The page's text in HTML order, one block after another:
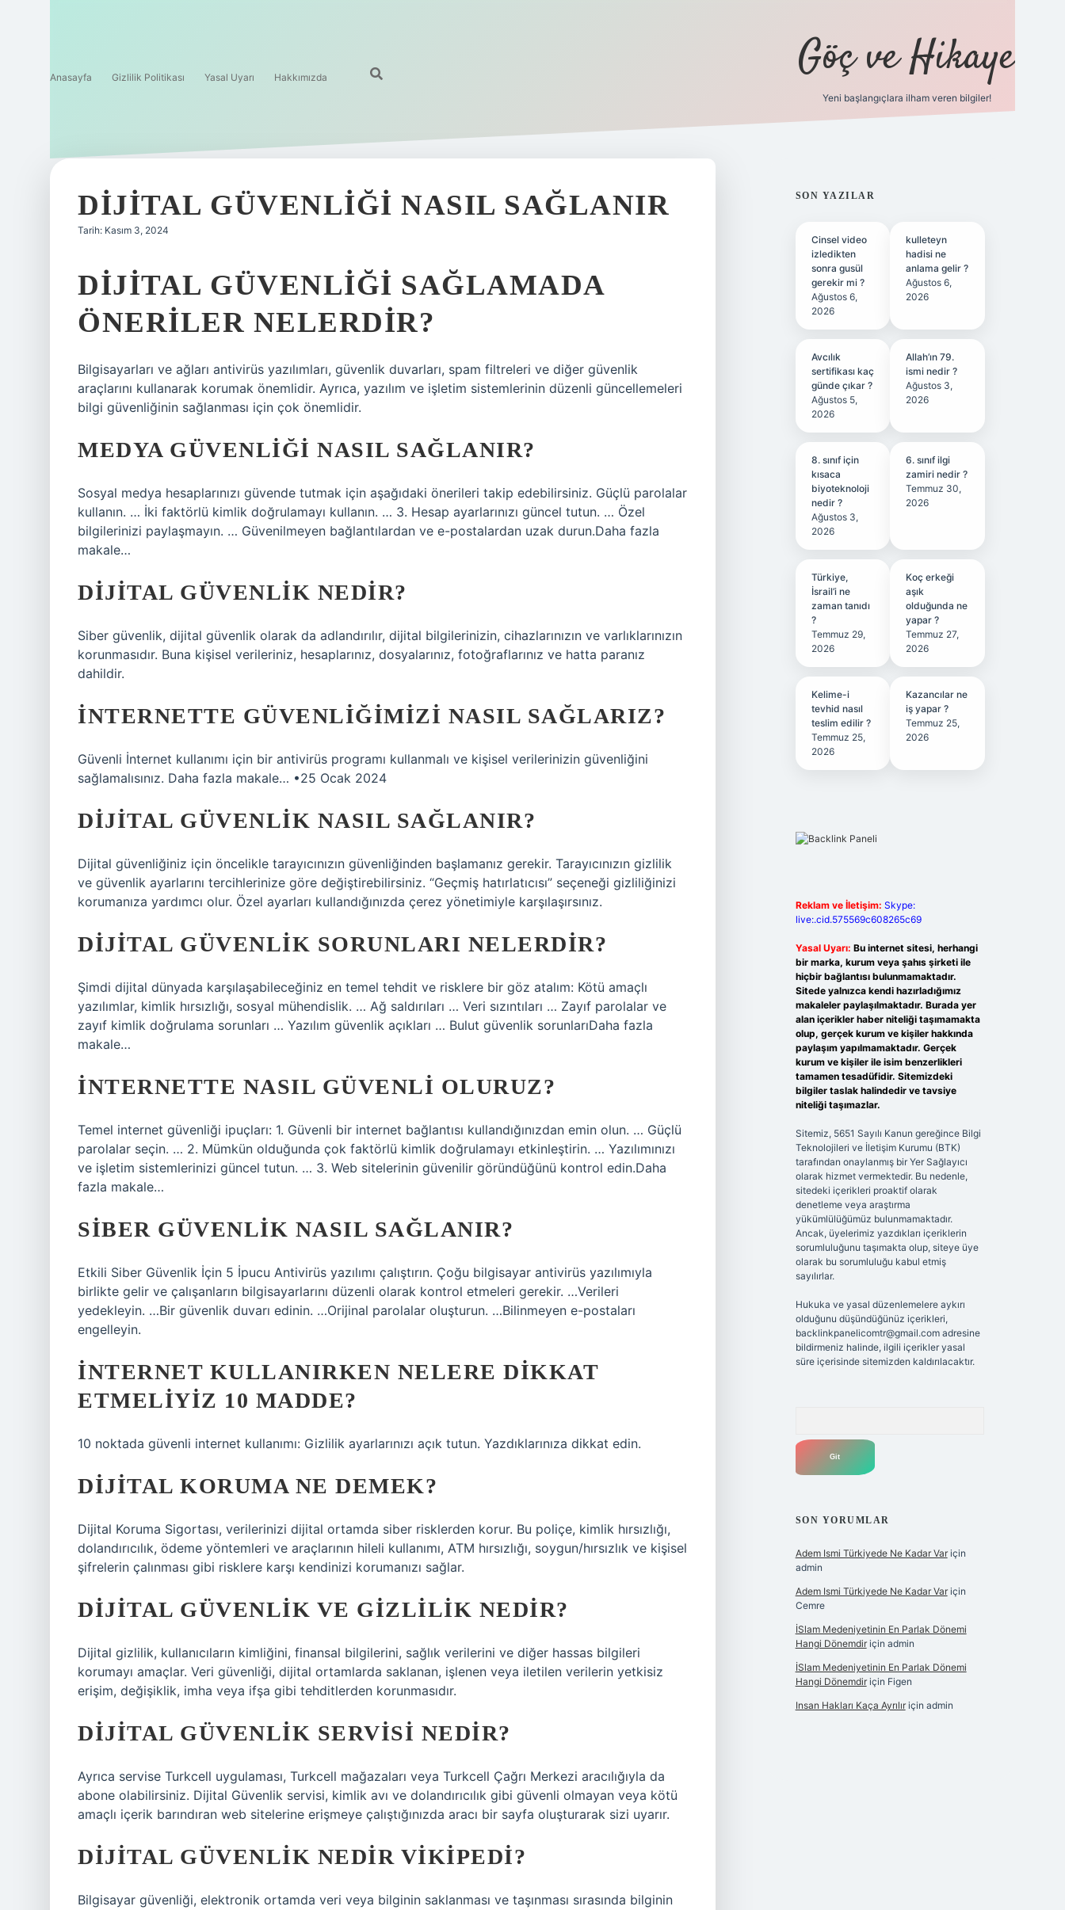
Anasayfa Gizlilik Politikası Yasal Uyarı Hakkımızda Göç ve Hikaye
Yeni başlangıçlara ilham veren bilgiler!
DIJITAL GÜVENLIĞI NASIL SAĞLANIR
Tarih: Kasım 3, 2024
DIJITAL GÜVENLIĞI SAĞLAMADA
ÖNERILER NELERDIR?
Bilgisayarları ve ağları antivirüs yazılımları, güvenlik duvarları, spam filtreleri ve diğer güvenlik
araçlarını kullanarak korumak önemlidir. Ayrıca, yazılım ve işletim sistemlerinin düzenli güncellemeleri
bilgi güvenliğinin sağlanması için çok önemlidir.
MEDYA GÜVENLIĞI NASIL SAĞLANIR?
Sosyal medya hesaplarınızı güvende tutmak için aşağıdaki önerileri takip edebilirsiniz. Güçlü parolalar
kullanın. … İki faktörlü kimlik doğrulamayı kullanın. … 3. Hesap ayarlarınızı güncel tutun. … Özel
bilgilerinizi paylaşmayın. … Güvenilmeyen bağlantılardan ve e-postalardan uzak durun.Daha fazla
makale…
DIJITAL GÜVENLIK NEDIR?
Siber güvenlik, dijital güvenlik olarak da adlandırılır, dijital bilgilerinizin, cihazlarınızın ve varlıklarınızın
korunmasıdır. Buna kişisel verileriniz, hesaplarınız, dosyalarınız, fotoğraflarınız ve hatta paranız
dahildir.
İNTERNETTE GÜVENLIĞIMIZI NASIL SAĞLARIZ?
Güvenli İnternet kullanımı için bir antivirüs programı kullanmalı ve kişisel verilerinizin güvenliğini
sağlamalısınız. Daha fazla makale… •25 Ocak 2024
DIJITAL GÜVENLIK NASIL SAĞLANIR?
Dijital güvenliğiniz için öncelikle tarayıcınızın güvenliğinden başlamanız gerekir. Tarayıcınızın gizlilik
ve güvenlik ayarlarını tercihlerinize göre değiştirebilirsiniz. “Geçmiş hatırlatıcısı” seçeneği gizliliğinizi
korumanıza yardımcı olur. Özel ayarları kullandığınızda çerez yönetimiyle karşılaşırsınız.
DIJITAL GÜVENLIK SORUNLARI NELERDIR?
Şimdi dijital dünyada karşılaşabileceğiniz en temel tehdit ve risklere bir göz atalım: Kötü amaçlı
yazılımlar, kimlik hırsızlığı, sosyal mühendislik. … Ağ saldırıları … Veri sızıntıları … Zayıf parolalar ve
zayıf kimlik doğrulama sorunları … Yazılım güvenlik açıkları … Bulut güvenlik sorunlarıDaha fazla
makale…
İNTERNETTE NASIL GÜVENLI OLURUZ?
Temel internet güvenliği ipuçları: 1. Güvenli bir internet bağlantısı kullandığınızdan emin olun. … Güçlü
parolalar seçin. … 2. Mümkün olduğunda çok faktörlü kimlik doğrulamayı etkinleştirin. … Yazılımınızı
ve işletim sistemlerinizi güncel tutun. … 3. Web sitelerinin güvenilir göründüğünü kontrol edin.Daha
fazla makale…
SIBER GÜVENLIK NASIL SAĞLANIR?
Etkili Siber Güvenlik İçin 5 İpucu Antivirüs yazılımı çalıştırın. Çoğu bilgisayar antivirüs yazılımıyla
birlikte gelir ve çalışanların bilgisayarlarını düzenli olarak kontrol etmeleri gerekir. …Verileri
yedekleyin. …Bir güvenlik duvarı edinin. …Orijinal parolalar oluşturun. …Bilinmeyen e-postaları
engelleyin.
İNTERNET KULLANIRKEN NELERE DIKKAT
ETMELIYIZ 10 MADDE?
10 noktada güvenli internet kullanımı: Gizlilik ayarlarınızı açık tutun. Yazdıklarınıza dikkat edin.
DIJITAL KORUMA NE DEMEK?
Dijital Koruma Sigortası, verilerinizi dijital ortamda siber risklerden korur. Bu poliçe, kimlik hırsızlığı,
dolandırıcılık, ödeme yöntemleri ve araçlarının hileli kullanımı, ATM hırsızlığı, soygun/hırsızlık ve kişisel
şifrelerin çalınması gibi risklere karşı kendinizi korumanızı sağlar.
DIJITAL GÜVENLIK VE GIZLILIK NEDIR?
Dijital gizlilik, kullanıcıların kimliğini, finansal bilgilerini, sağlık verilerini ve diğer hassas bilgileri
korumayı amaçlar. Veri güvenliği, dijital ortamlarda saklanan, işlenen veya iletilen verilerin yetkisiz
erişim, değişiklik, imha veya ifşa gibi tehditlerden korunmasıdır.
DIJITAL GÜVENLIK SERVISI NEDIR?
Ayrıca servise Turkcell uygulaması, Turkcell mağazaları veya Turkcell Çağrı Merkezi aracılığıyla da
abone olabilirsiniz. Dijital Güvenlik servisi, kimlik avı ve dolandırıcılık gibi güvenli olmayan veya kötü
amaçlı içerik barındıran web sitelerine erişmeye çalıştığınızda aracı bir sayfa oluşturarak sizi uyarır.
DIJITAL GÜVENLIK NEDIR VIKIPEDI?
Bilgisayar güvenliği, elektronik ortamda veri veya bilginin saklanması ve taşınması sırasında bilginin
SIDEBAR
SON YAZILAR
Cinsel video
izledikten
sonra gusül
gerekir mi ?
Ağustos 6,
2026
kulleteyn
hadisi ne
anlama gelir ?
Ağustos 6,
2026
Avcılık
sertifikası kaç
günde çıkar ?
Ağustos 5,
2026
Allah’ın 79.
ismi nedir ?
Ağustos 3,
2026
8. sınıf için
kısaca
biyoteknoloji
nedir ?
Ağustos 3,
2026
6. sınıf ilgi
zamiri nedir ?
Temmuz 30,
2026
Türkiye,
İsrail’i ne
zaman tanıdı
?
Temmuz 29,
2026
Koç erkeği
aşık
olduğunda ne
yapar ?
Temmuz 27,
2026
Kelime-i
tevhid nasıl
teslim edilir ?
Temmuz 25,
2026
Kazancılar ne
iş yapar ?
Temmuz 25,
2026
Reklam ve İletişim: Skype:
live:.cid.575569c608265c69
Yasal Uyarı: Bu internet sitesi, herhangi
bir marka, kurum veya şahıs şirketi ile
hiçbir bağlantısı bulunmamaktadır.
Sitede yalnızca kendi hazırladığımız
makaleler paylaşılmaktadır. Burada yer
alan içerikler haber niteliği taşımamakta
olup, gerçek kurum ve kişiler hakkında
paylaşım yapılmamaktadır. Gerçek
kurum ve kişiler ile isim benzerlikleri
tamamen tesadüfidir. Sitemizdeki
bilgiler taslak halindedir ve tavsiye
niteliği taşımazlar.
Sitemiz, 5651 Sayılı Kanun gereğince Bilgi
Teknolojileri ve İletişim Kurumu (BTK)
tarafından onaylanmış bir Yer Sağlayıcı
olarak hizmet vermektedir. Bu nedenle,
sitedeki içerikleri proaktif olarak
denetleme veya araştırma
yükümlülüğümüz bulunmamaktadır.
Ancak, üyelerimiz yazdıkları içeriklerin
sorumluluğunu taşımakta olup, siteye üye
olarak bu sorumluluğu kabul etmiş
sayılırlar.
Hukuka ve yasal düzenlemelere aykırı
olduğunu düşündüğünüz içerikleri,
backlinkpanelicomtr@gmail.comadresine
bildirmeniz halinde, ilgili içerikler yasal
süre içerisinde sitemizden kaldırılacaktır.
SON YORUMLAR
Adem Ismi Türkiyede Ne Kadar Variçin
admin
Adem Ismi Türkiyede Ne Kadar Variçin
Cemre
İSlam Medeniyetinin En Parlak Dönemi
Hangi Dönemdiriçin admin
İSlam Medeniyetinin En Parlak Dönemi
Hangi Dönemdiriçin Figen
Insan Hakları Kaça Ayrılıriçin admin